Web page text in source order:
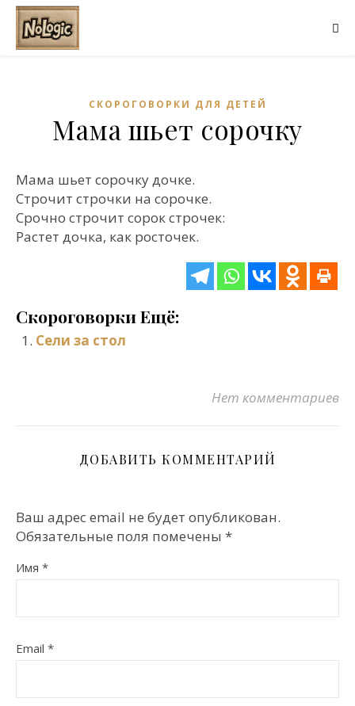
СКОРОГОВОРКИ ДЛЯ ДЕТЕЙ
Мама шьет сорочку
Мама шьет сорочку дочке.
Строчит строчки на сорочке.
Срочно строчит сорок строчек:
Растет дочка, как росточек.
Скороговорки Ещё:
Сели за стол
Нет комментариев
ДОБАВИТЬ КОММЕНТАРИЙ
Ваш адрес email не будет опубликован.
Обязательные поля помечены *
Имя *
Email *